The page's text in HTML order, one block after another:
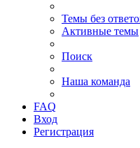
Темы без
Активные темы
Поиск
Наша команда
FAQ
Вход
Регистрация